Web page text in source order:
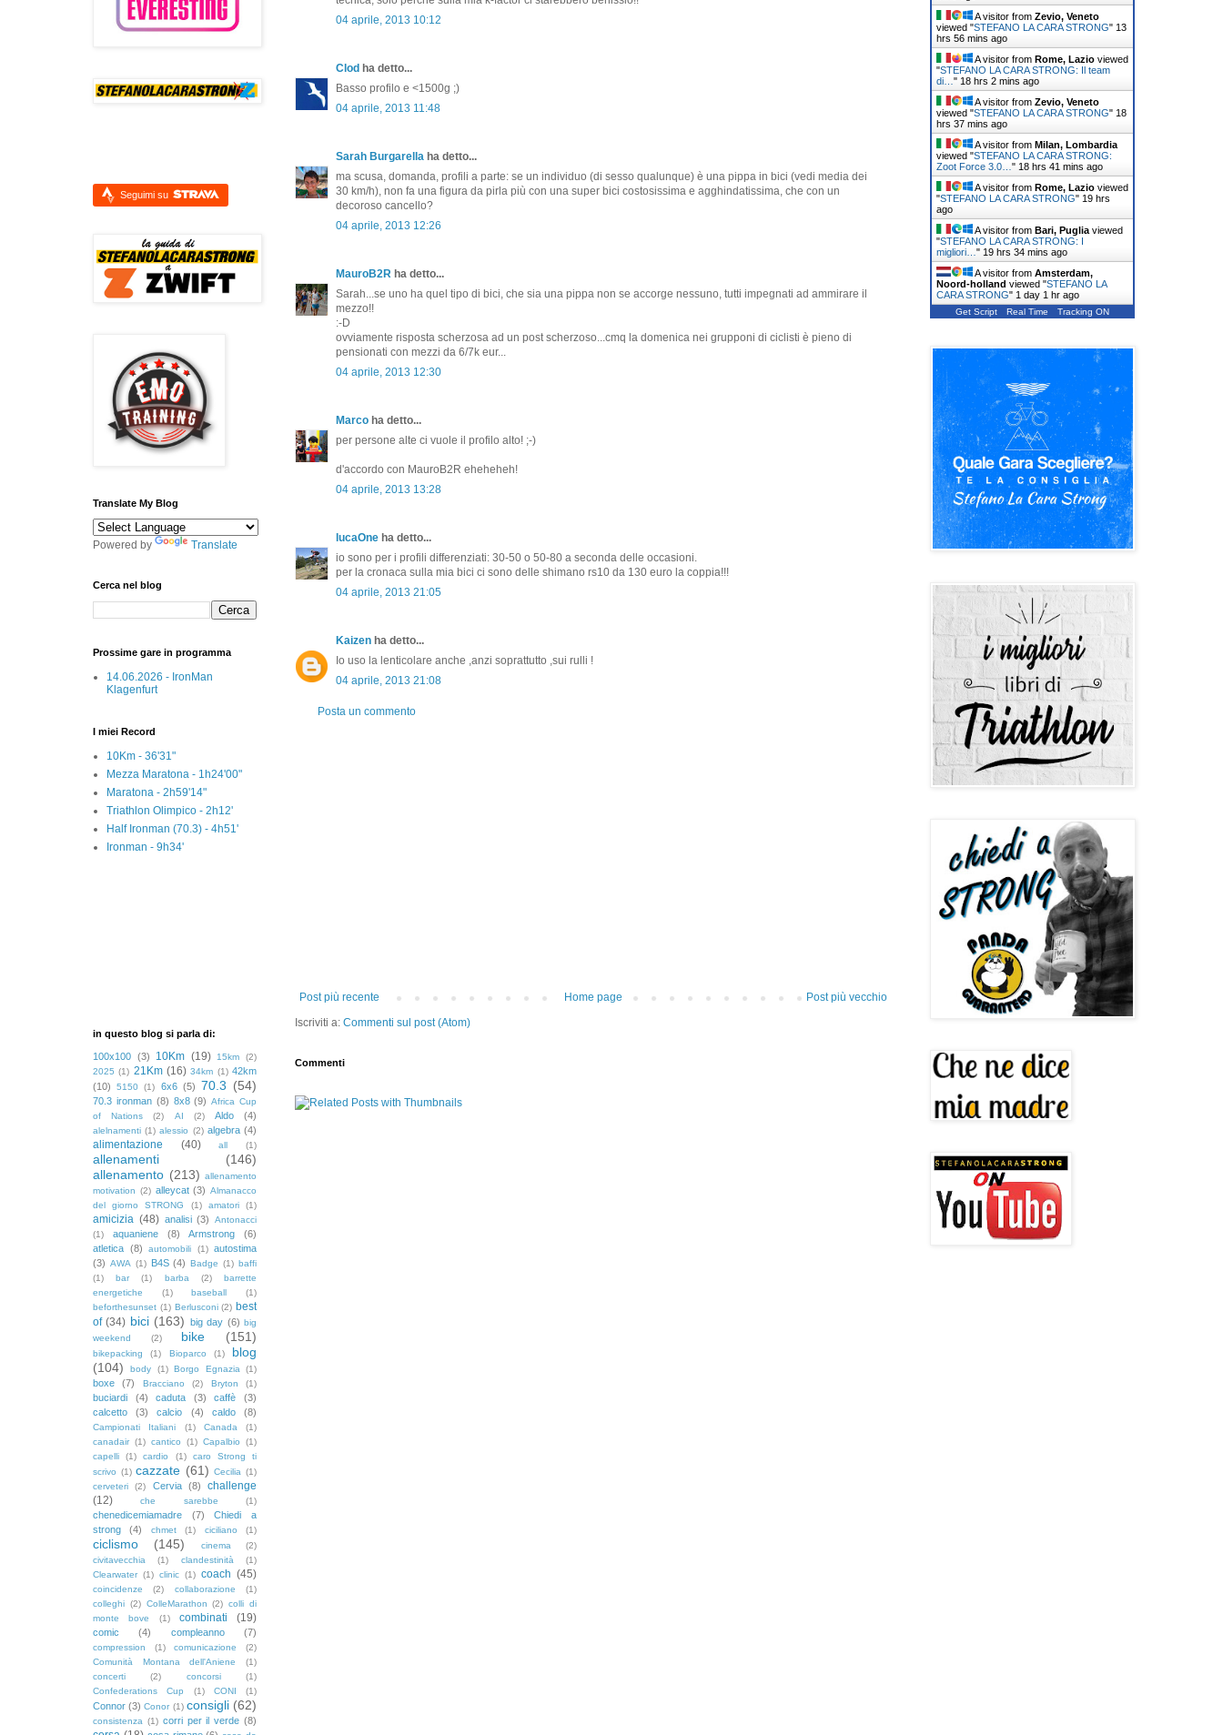
04 aprile, 2013 10:12
Clod ha detto...
Basso profilo e <1500g ;)
04 aprile, 2013 11:48
Sarah Burgarella ha detto...
ma scusa, domanda, profili a parte: se un individuo (di sesso qualunque) è una pippa in bici (vedi media dei
30 km/h), non fa una figura da pirla più con una super bici costosissima e agghindatissima, che con un
decoroso cancello?
04 aprile, 2013 12:26
MauroB2R ha detto...
Sarah...se uno ha quel tipo di bici, che sia una pippa non se accorge nessuno, tutti impegnati ad ammirare il
mezzo!!
:-D
ovviamente risposta scherzosa ad un post scherzoso...cmq la domenica nei grupponi di ciclisti è pieno di
pensionati con mezzi da 6/7k eur...
04 aprile, 2013 12:30
Marco ha detto...
per persone alte ci vuole il profilo alto! ;-)
d'accordo con MauroB2R eheheheh!
04 aprile, 2013 13:28
lucaOne ha detto...
io sono per i profili differenziati: 30-50 o 50-80 a seconda delle occasioni.
per la cronaca sulla mia bici ci sono delle shimano rs10 da 130 euro la coppia!!!
04 aprile, 2013 21:05
Kaizen ha detto...
Io uso la lenticolare anche ,anzi soprattutto ,sui rulli !
04 aprile, 2013 21:08
Posta un commento
Post più recente Post più vecchio
Home page
Iscriviti a: Commenti sul post (Atom)
Commenti
Seguimi su
Translate My Blog
Powered by Translate
Cerca nel blog
Prossime gare in programma
14.06.2026 - IronMan
Klagenfurt
I miei Record
10Km - 36'31"
Mezza Maratona - 1h24'00"
Maratona - 2h59'14"
Triathlon Olimpico - 2h12'
Half Ironman (70.3) - 4h51'
Ironman - 9h34'
in questo blog si parla di:
100x100 (3) 10Km (19) 15km
(2)
2025 (1) 21Km (16) 34km (1) 42km
(10)
5150 (1) 6x6 (5) 70.3 (54)
70.3 ironman (8) 8x8 (9) Africa Cup
of Nations
(2) AI (2) Aldo (4)
alelnamenti (1) alessio (2) algebra (4)
alimentazione (40) all (1)
allenamenti
(146)
allenamento (213) allenamento
motivation (2) alleycat (3) Almanacco
del giorno STRONG
(1) amatori (1)
amicizia (48) analisi (3)
Antonacci
(1)
aquaniene (8) Armstrong
(6)
atletica (8) automobili (1) autostima
(3) AWA (1) B4S (4) Badge (1) baffi
(1)
bar (1) barba (2)
barrette
energetiche
(1) baseball
(1)
beforthesunset (1) Berlusconi (2) best
of (34) bici (163) big day (6) big
weekend
(2) bike (151)
bikepacking (1) Bioparco (1)
blog
(104)
body (1) Borgo Egnazia (1)
boxe (7) Bracciano (2) Bryton (1)
buciardi (4) caduta (3) caffè
(3)
calcetto
(3) calcio (4) caldo (8)
Campionati Italiani (1) Canada
(1)
canadair (1) cantico (1) Capalbio
(1)
capelli
(1) cardio (1)
caro Strong ti
scrivo (1) cazzate (61) Cecilia (1)
cerveteri
(2) Cervia (8)
challenge
(12)
che sarebbe (1)
chenedicemiamadre (7)
Chiedi a
strong
(4) chmet (1) ciciliano (1)
ciclismo (145) cinema
(2)
civitavecchia
(1) clandestinità
(1)
Clearwater (1) clinic (1) coach (45)
coincidenze (2) collaborazione
(1)
colleghi (2) ColleMarathon (2) colli di
monte bove
(1) combinati (19)
comic (4) compleanno (7)
compression (1) comunicazione
(2)
Comunità Montana dell'Aniene
(1)
concerti
(2) concorsi
(1)
Confederations Cup
(1) CONI (1)
Connor (3) Conor (1) consigli (62)
consistenza (1) corri per il verde (8)
A visitor from Zevio, Veneto
viewed "STEFANO LA CARA STRONG" 13
hrs 56 mins ago
A visitor from Rome, Lazio viewed
"STEFANO LA CARA STRONG: Il team
di… " 18 hrs 2 mins ago
A visitor from Zevio, Veneto
viewed "STEFANO LA CARA STRONG" 18
hrs 37 mins ago
A visitor from Milan, Lombardia
viewed "STEFANO LA CARA STRONG:
Zoot Force 3.0… " 18 hrs 41 mins ago
A visitor from Rome, Lazio viewed
"STEFANO LA CARA STRONG" 19 hrs
ago
A visitor from Bari, Puglia viewed
"STEFANO LA CARA STRONG: I
migliori… " 19 hrs 34 mins ago
A visitor from Amsterdam,
Noord-holland viewed "STEFANO LA
CARA STRONG" 1 day 1 hr ago
Get Script Real Time Tracking ON